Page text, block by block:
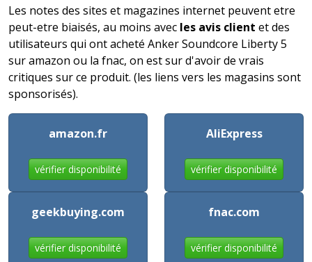
Les notes des sites et magazines internet peuvent etre
peut-etre biaisés, au moins avec les avis client et des
utilisateurs qui ont acheté Anker Soundcore Liberty 5
sur amazon ou la fnac, on est sur d'avoir de vrais
critiques sur ce produit. (les liens vers les magasins sont
sponsorisés).
amazon.fr
vérifier disponibilité
AliExpress
vérifier disponibilité
geekbuying.com
vérifier disponibilité
fnac.com
vérifier disponibilité